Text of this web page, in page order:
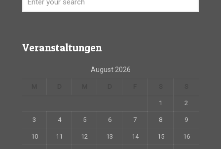
Veranstaltungen
August 2026
1 2
3 4 5 6 7 8 9
10 11 12 13 14 15 16